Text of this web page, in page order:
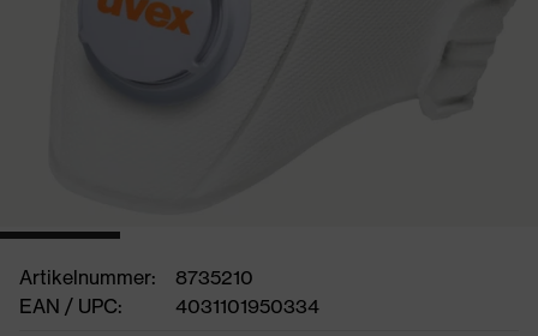
Artikelnummer:
8735210
EAN / UPC:
4031101950334